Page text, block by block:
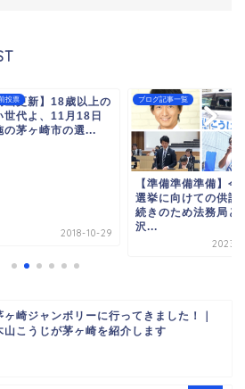
投票
画更新】18歳以上の
世代よ、11月18日
の茅ヶ崎市の選...
2018-10-29
ブログ記事一覧
【準備準備準備】今
選挙に向けての供託
続きのため法務局と
沢...
2023-
ヶ崎ジャンボリーに行ってきました！｜
山こうじが茅ヶ崎を紹介します